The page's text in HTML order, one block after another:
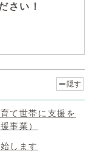
さい！
隠す
て世帯に支援を
事業）
します